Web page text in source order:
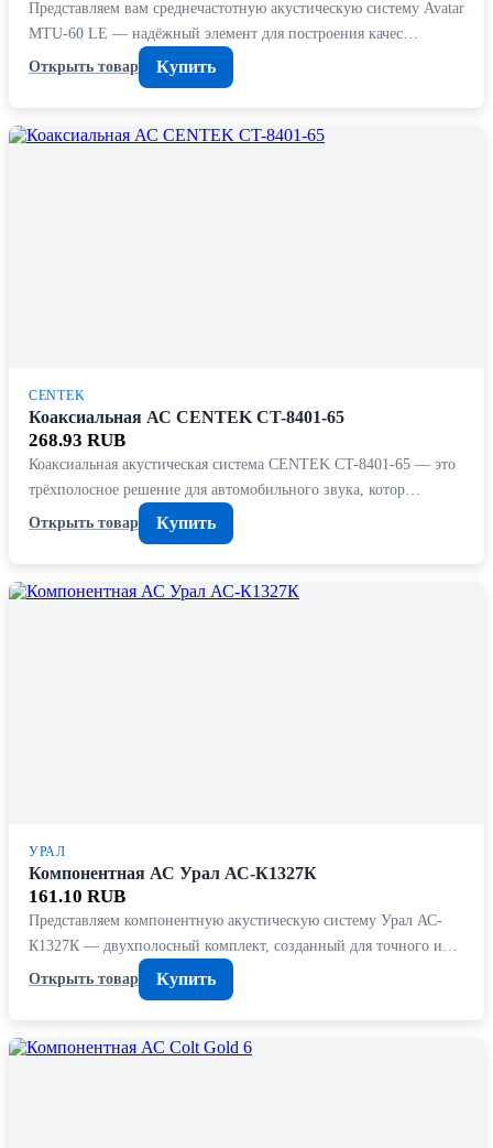
Представляем вам среднечастотную акустическую систему Avatar
MTU-60 LE — надёжный элемент для построения качес…
Открыть товар
Купить
CENTEK
Коаксиальная АС CENTEK CT-8401-65
268.93 RUB
Коаксиальная акустическая система CENTEK CT-8401-65 — это
трёхполосное решение для автомобильного звука, котор…
Открыть товар
Купить
УРАЛ
Компонентная АС Урал АС-К1327К
161.10 RUB
Представляем компонентную акустическую систему Урал АС-
К1327К — двухполосный комплект, созданный для точного и…
Открыть товар
Купить